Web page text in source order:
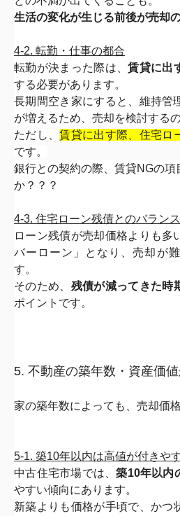
生活の変化が生じる前後が売却
4-2. 転勤・仕事の都合
転勤が決まった際は、賃貸に出
する必要があります。
長期間空き家にすると、 維持管
が増えるため、 売却を検討する
ただし、賃貸に出す際、住宅ロ
です。
銀行との契約の際、賃貸NGの項
か？？？
4-3. 住宅ローン残債とのバランス
ローン残債が売却価格よりも多
バーローン」となり、売却が
す。
そのため、 残債が減ってきた時
ポイントです。
5. 不動産の築年数・資産価
家の築年数によっても、売却価
5-1. 築10年以内は高値が付きや
中古住宅市場では、築10年以内
やすい傾向にあります。
新築よりも価格が手頃で、かつ